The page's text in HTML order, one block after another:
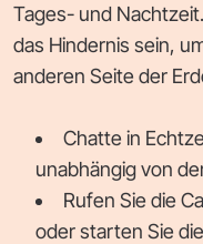
Tages- und
das Hindernis sein,
anderen Seite der
Chatte in
unabhängig von
Rufen Sie die
oder starten Sie